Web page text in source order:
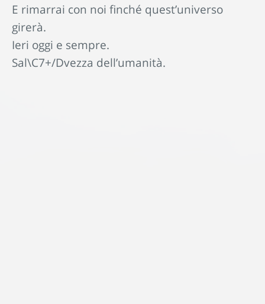
E rimarrai con noi finché quest’universo
girerà.
Ieri oggi e sempre.
Sal\C7+/Dvezza dell’umanità.